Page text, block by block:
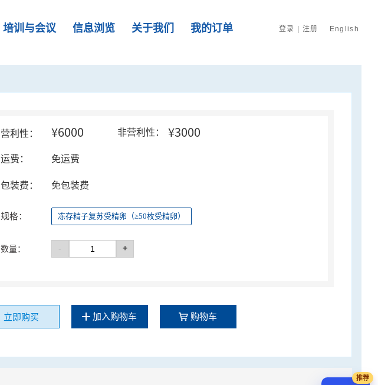
培训与会议 信息浏览 关于我们 我的订单 登录 | 注册 English
营利性： ¥6000 非营利性： ¥3000
运费： 免运费
包装费： 免包装费
规格： 冻存精子复苏受精卵（≥50枚受精卵）
数量： - +
立即购买 加入购物车 购物车